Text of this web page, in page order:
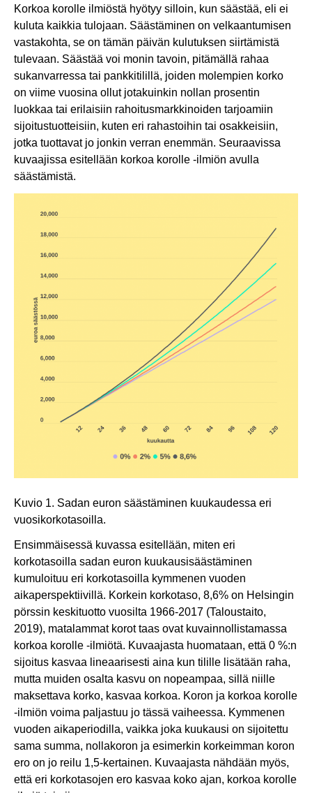
Korkoa korolle ilmiöstä hyötyy silloin, kun säästää, eli ei
kuluta kaikkia tulojaan. Säästäminen on velkaantumisen
vastakohta, se on tämän päivän kulutuksen siirtämistä
tulevaan. Säästää voi monin tavoin, pitämällä rahaa
sukanvarressa tai pankkitilillä, joiden molempien korko
on viime vuosina ollut jotakuinkin nollan prosentin
luokkaa tai erilaisiin rahoitusmarkkinoiden tarjoamiin
sijoitustuotteisiin, kuten eri rahastoihin tai osakkeisiin,
jotka tuottavat jo jonkin verran enemmän. Seuraavissa
kuvaajissa esitellään korkoa korolle -ilmiön avulla
säästämistä.
Kuvio 1. Sadan euron säästäminen kuukaudessa eri
vuosikorkotasoilla.
Ensimmäisessä kuvassa esitellään, miten eri
korkotasoilla sadan euron kuukausisäästäminen
kumuloituu eri korkotasoilla kymmenen vuoden
aikaperspektiivillä. Korkein korkotaso, 8,6% on Helsingin
pörssin keskituotto vuosilta 1966-2017 (Taloustaito,
2019), matalammat korot taas ovat kuvainnollistamassa
korkoa korolle -ilmiötä. Kuvaajasta huomataan, että 0 %:n
sijoitus kasvaa lineaarisesti aina kun tilille lisätään raha,
mutta muiden osalta kasvu on nopeampaa, sillä niille
maksettava korko, kasvaa korkoa. Koron ja korkoa korolle
-ilmiön voima paljastuu jo tässä vaiheessa. Kymmenen
vuoden aikaperiodilla, vaikka joka kuukausi on sijoitettu
sama summa, nollakoron ja esimerkin korkeimman koron
ero on jo reilu 1,5-kertainen. Kuvaajasta nähdään myös,
että eri korkotasojen ero kasvaa koko ajan, korkoa korolle